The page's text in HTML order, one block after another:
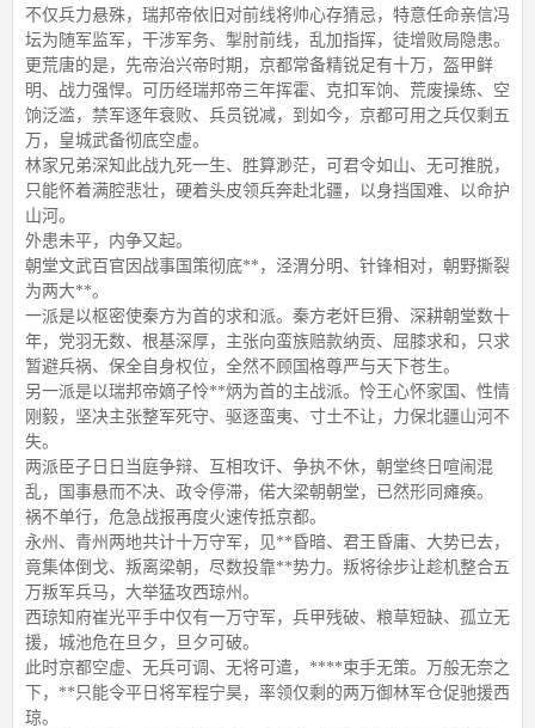
不仅兵力悬殊，瑞邦帝依旧对前线将帅心存猜忌，特意任命亲信冯
坛为随军监军，干涉军务、掣肘前线，乱加指挥，徒增败局隐患。
更荒唐的是，先帝治兴帝时期，京都常备精锐足有十万，盔甲鲜
明、战力强悍。可历经瑞邦帝三年挥霍、克扣军饷、荒废操练、空
饷泛滥，禁军逐年衰败、兵员锐减，到如今，京都可用之兵仅剩五
万，皇城武备彻底空虚。
林家兄弟深知此战九死一生、胜算渺茫，可君令如山、无可推脱，
只能怀着满腔悲壮，硬着头皮领兵奔赴北疆，以身挡国难、以命护
山河。
外患未平，内争又起。
朝堂文武百官因战事国策彻底**，泾渭分明、针锋相对，朝野撕裂
为两大**。
一派是以枢密使秦方为首的求和派。秦方老奸巨猾、深耕朝堂数十
年，党羽无数、根基深厚，主张向蛮族赔款纳贡、屈膝求和，只求
暂避兵祸、保全自身权位，全然不顾国格尊严与天下苍生。
另一派是以瑞邦帝嫡子怜**炳为首的主战派。怜王心怀家国、性情
刚毅，坚决主张整军死守、驱逐蛮夷、寸土不让，力保北疆山河不
失。
两派臣子日日当庭争辩、互相攻讦、争执不休，朝堂终日喧闹混
乱，国事悬而不决、政令停滞，偌大梁朝朝堂，已然形同瘫痪。
祸不单行，危急战报再度火速传抵京都。
永州、青州两地共计十万守军，见**昏暗、君王昏庸、大势已去，
竟集体倒戈、叛离梁朝，尽数投靠**势力。叛将徐步让趁机整合五
万叛军兵马，大举猛攻西琼州。
西琼知府崔光平手中仅有一万守军，兵甲残破、粮草短缺、孤立无
援，城池危在旦夕，旦夕可破。
此时京都空虚、无兵可调、无将可遣，****束手无策。万般无奈之
下，**只能令平日将军程宁昊，率领仅剩的两万御林军仓促驰援西
琼。